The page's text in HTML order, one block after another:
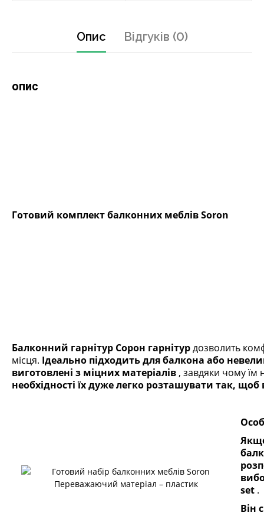
Опис Відгуків (0)
опис
Готовий комплект балконних меблів Soron
Балконний гарнітур Сорон гарнітурдозволить
місця. Ідеально підходить для балкона або
виготовлені з міцних матеріалів , завдяки чому їм
необхідності їх дуже легко розташувати так,
set .
Він